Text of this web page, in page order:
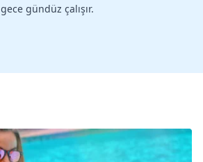
gece gündüz çalışır.